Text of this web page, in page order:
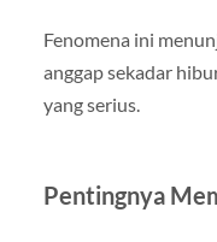
Fenomena ini
anggap sekadar
yang serius.
Pentingnya